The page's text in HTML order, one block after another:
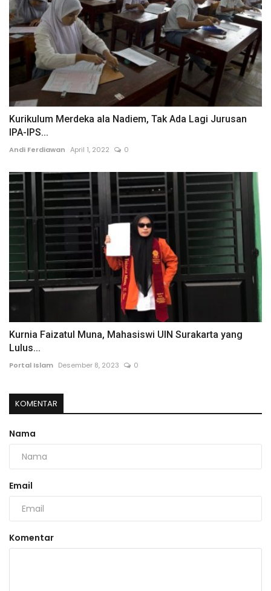
Kurikulum Merdeka ala Nadiem, Tak Ada Lagi Jurusan
IPA-IPS...
Andi Ferdiawan April 1, 2022 0
Kurnia Faizatul Muna, Mahasiswi UIN Surakarta yang
Lulus...
Portal Islam Desember 8, 2023 0
KOMENTAR
Nama
Email
Komentar